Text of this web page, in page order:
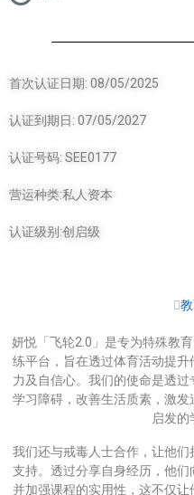
首次认证日期: 08/05/2025
认证到期日: 07/05/2027
认证号码: SEE0177
营运种类:私人资本
认证级别:创启级
妍悦「飞轮2.0」是专为特殊教
练平台，旨在透过体育活动提
力及自信心。我们的使命是透
学习障碍，改善生活质素，激
启发的
我们还与戒毒人士合作，让他
支持。透过分享自身经历，他
并加强课程的实用性，这不仅